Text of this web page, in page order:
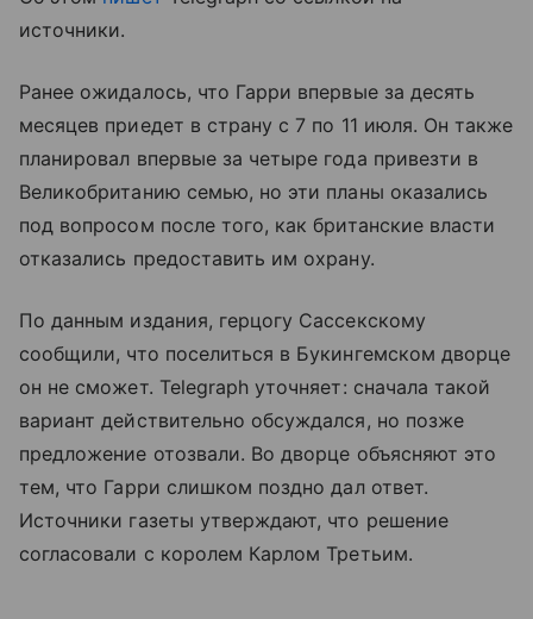
источники.
Ранее ожидалось, что Гарри впервые за десять
месяцев приедет в страну с 7 по 11 июля. Он также
планировал впервые за четыре года привезти в
Великобританию семью, но эти планы оказались
под вопросом после того, как британские власти
отказались предоставить им охрану.
По данным издания, герцогу Сассекскому
сообщили, что поселиться в Букингемском дворце
он не сможет. Telegraph уточняет: сначала такой
вариант действительно обсуждался, но позже
предложение отозвали. Во дворце объясняют это
тем, что Гарри слишком поздно дал ответ.
Источники газеты утверждают, что решение
согласовали с королем Карлом Третьим.